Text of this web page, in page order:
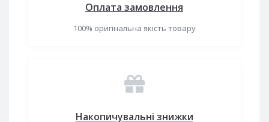
Оплата замовлення
100% оригінальна якість товару
Накопичувальні знижки